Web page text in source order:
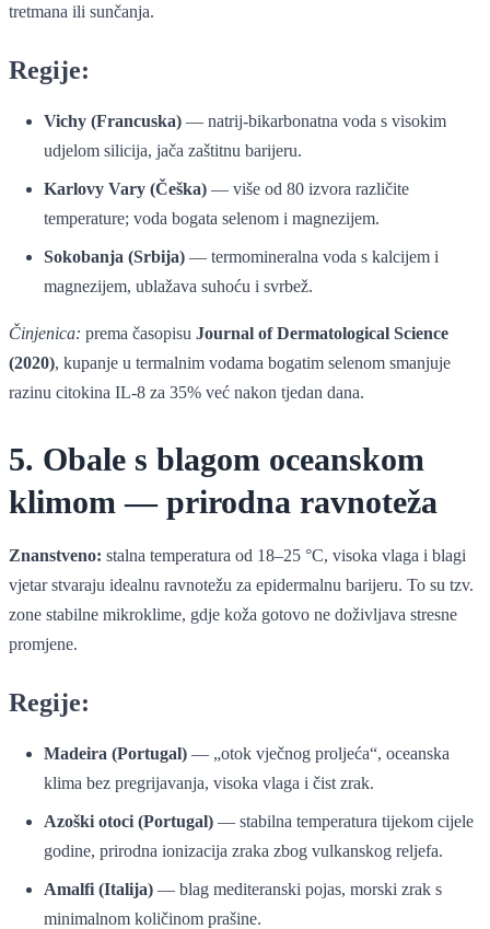
tretmana ili sunčanja.
Regije:
Vichy (Francuska) — natrij-bikarbonatna voda s visokim
udjelom silicija, jača zaštitnu barijeru.
Karlovy Vary (Češka) — više od 80 izvora različite
temperature; voda bogata selenom i magnezijem.
Sokobanja (Srbija) — termomineralna voda s kalcijem i
magnezijem, ublažava suhoću i svrbež.
Činjenica: prema časopisu Journal of Dermatological Science
(2020), kupanje u termalnim vodama bogatim selenom smanjuje
razinu citokina IL-8 za 35% već nakon tjedan dana.
5. Obale s blagom oceanskom
klimom — prirodna ravnoteža
Znanstveno: stalna temperatura od 18–25 °C, visoka vlaga i blagi
vjetar stvaraju idealnu ravnotežu za epidermalnu barijeru. To su tzv.
zone stabilne mikroklime, gdje koža gotovo ne doživljava stresne
promjene.
Regije:
Madeira (Portugal) — „otok vječnog proljeća“, oceanska
klima bez pregrijavanja, visoka vlaga i čist zrak.
Azoški otoci (Portugal) — stabilna temperatura tijekom cijele
godine, prirodna ionizacija zraka zbog vulkanskog reljefa.
Amalfi (Italija) — blag mediteranski pojas, morski zrak s
minimalnom količinom prašine.